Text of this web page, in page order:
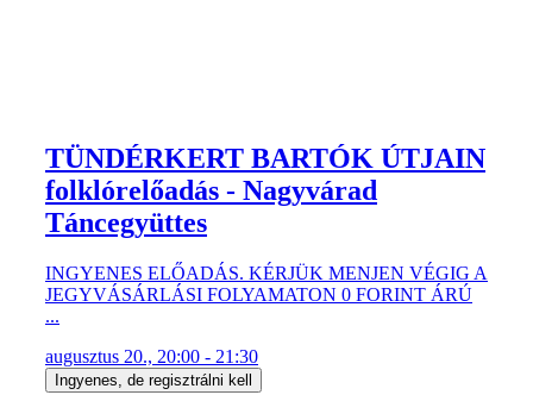
TÜNDÉRKERT BARTÓK ÚTJAIN
folklórelőadás - Nagyvárad
Táncegyüttes
INGYENES ELŐADÁS. KÉRJÜK MENJEN VÉGIG A
JEGYVÁSÁRLÁSI FOLYAMATON 0 FORINT ÁRÚ
...
augusztus 20., 20:00 - 21:30
Ingyenes, de regisztrálni kell